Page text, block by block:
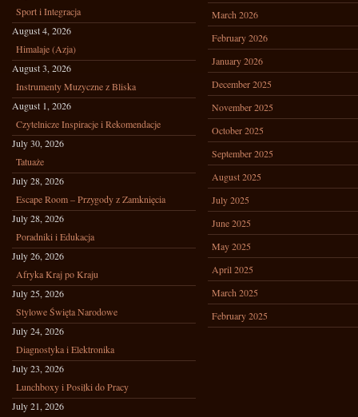
Sport i Integracja
August 4, 2026
Himalaje (Azja)
August 3, 2026
Instrumenty Muzyczne z Bliska
August 1, 2026
Czytelnicze Inspiracje i Rekomendacje
July 30, 2026
Tatuaże
July 28, 2026
Escape Room – Przygody z Zamknięcia
July 28, 2026
Poradniki i Edukacja
July 26, 2026
Afryka Kraj po Kraju
July 25, 2026
Stylowe Święta Narodowe
July 24, 2026
Diagnostyka i Elektronika
July 23, 2026
Lunchboxy i Posiłki do Pracy
July 21, 2026
March 2026
February 2026
January 2026
December 2025
November 2025
October 2025
September 2025
August 2025
July 2025
June 2025
May 2025
April 2025
March 2025
February 2025